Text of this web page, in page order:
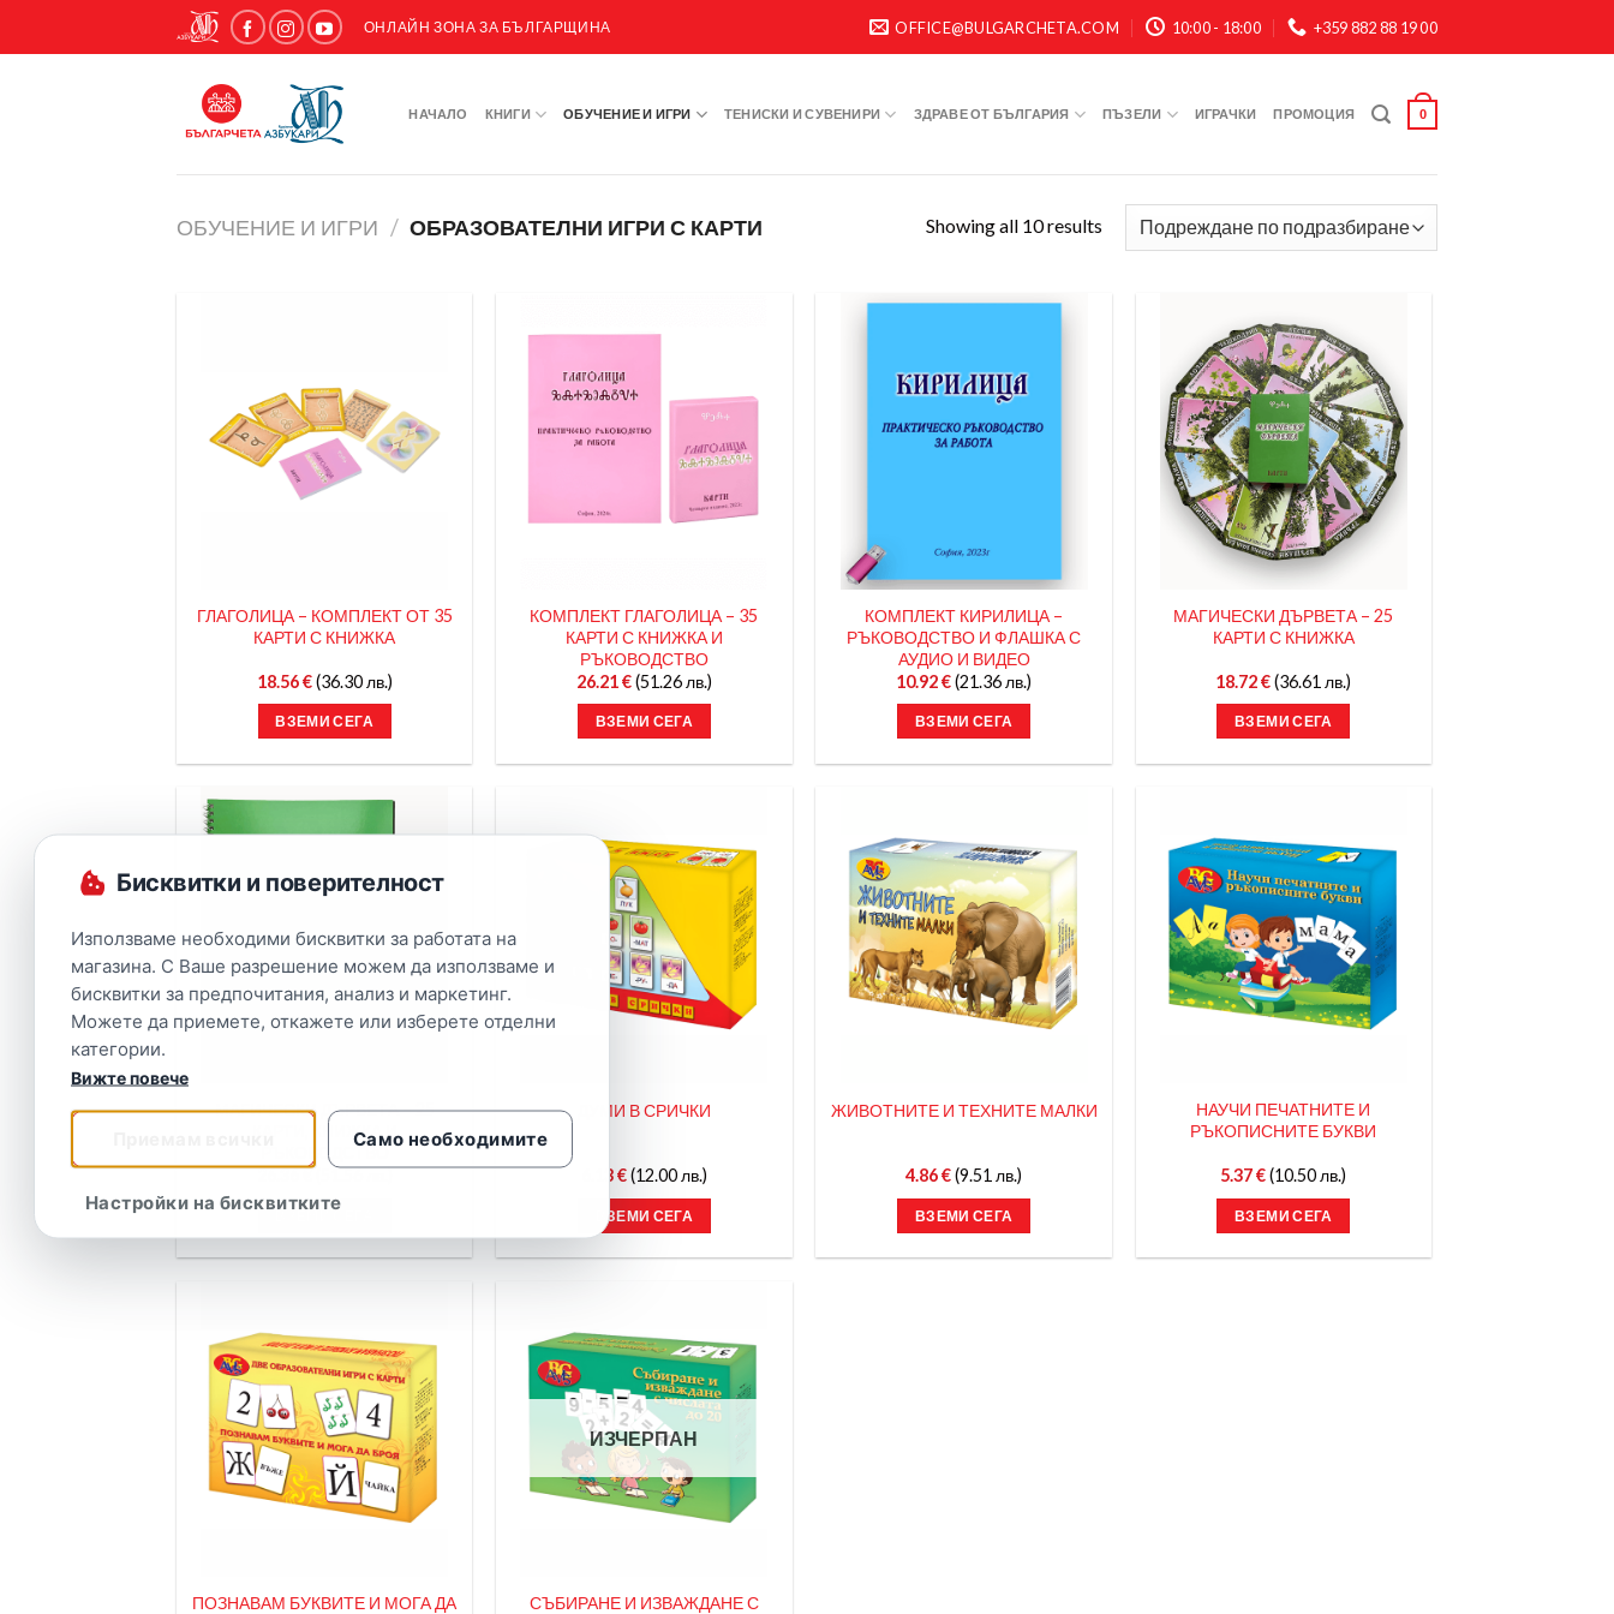
ОНЛАЙН ЗОНА ЗА БЪЛГАРЩИНА OFFICE@BULGARCHETA.COM 10:00 - 18:00 +359 882 88 19 00
НАЧАЛО КНИГИ ОБУЧЕНИЕ И ИГРИ ТЕНИСКИ И СУВЕНИРИ ЗДРАВЕ ОТ БЪЛГАРИЯ ПЪЗЕЛИ ИГРАЧКИ ПРОМОЦИЯ 0
ОБУЧЕНИЕ И ИГРИ / ОБРАЗОВАТЕЛНИ ИГРИ С КАРТИ Showing all 10 results
ГЛАГОЛИЦА – КОМПЛЕКТ ОТ 35
КАРТИ С КНИЖКА
18.56€(36.30 лв.)
ВЗЕМИ СЕГА
КОМПЛЕКТ ГЛАГОЛИЦА – 35
КАРТИ С КНИЖКА И
РЪКОВОДСТВО
26.21€(51.26 лв.)
ВЗЕМИ СЕГА
КОМПЛЕКТ КИРИЛИЦА –
РЪКОВОДСТВО И ФЛАШКА С
АУДИО И ВИДЕО
10.92€(21.36 лв.)
ВЗЕМИ СЕГА
МАГИЧЕСКИ ДЪРВЕТА – 25
КАРТИ С КНИЖКА
18.72€(36.61 лв.)
ВЗЕМИ СЕГА
МАГИЧЕСКИ ДЪРВЕТА – 25
КАРТИ, КНИЖКА И
РЪКОВОДСТВО
26.36€ (51.56 лв.)
ДУМИ В СРИЧКИ
6.13€(12.00 лв.)
ВЗЕМИ СЕГА
ЖИВОТНИТЕ И ТЕХНИТЕ МАЛКИ
4.86€(9.51 лв.)
ВЗЕМИ СЕГА
НАУЧИ ПЕЧАТНИТЕ И
РЪКОПИСНИТЕ БУКВИ
5.37€(10.50 лв.)
ВЗЕМИ СЕГА
ПОЗНАВАМ БУКВИТЕ И МОГА ДА
ИЗЧЕРПАН
СЪБИРАНЕ И ИЗВАЖДАНЕ С
Бисквитки и поверителност
Използваме необходими бисквитки за работата на
магазина. С Ваше разрешение можем да използваме и
бисквитки за предпочитания, анализ и маркетинг.
Можете да приемете, откажете или изберете отделни
категории.
Само необходимите
Настройки на бисквитките
Вижте повече